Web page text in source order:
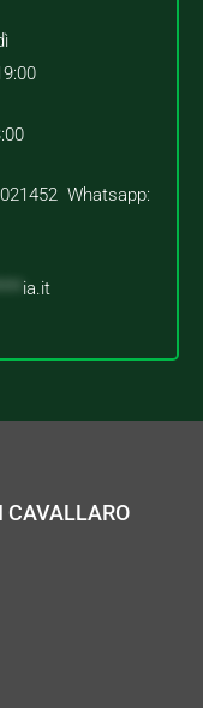
Venerdì
Whatsapp:
ia.it
CAVALLARO